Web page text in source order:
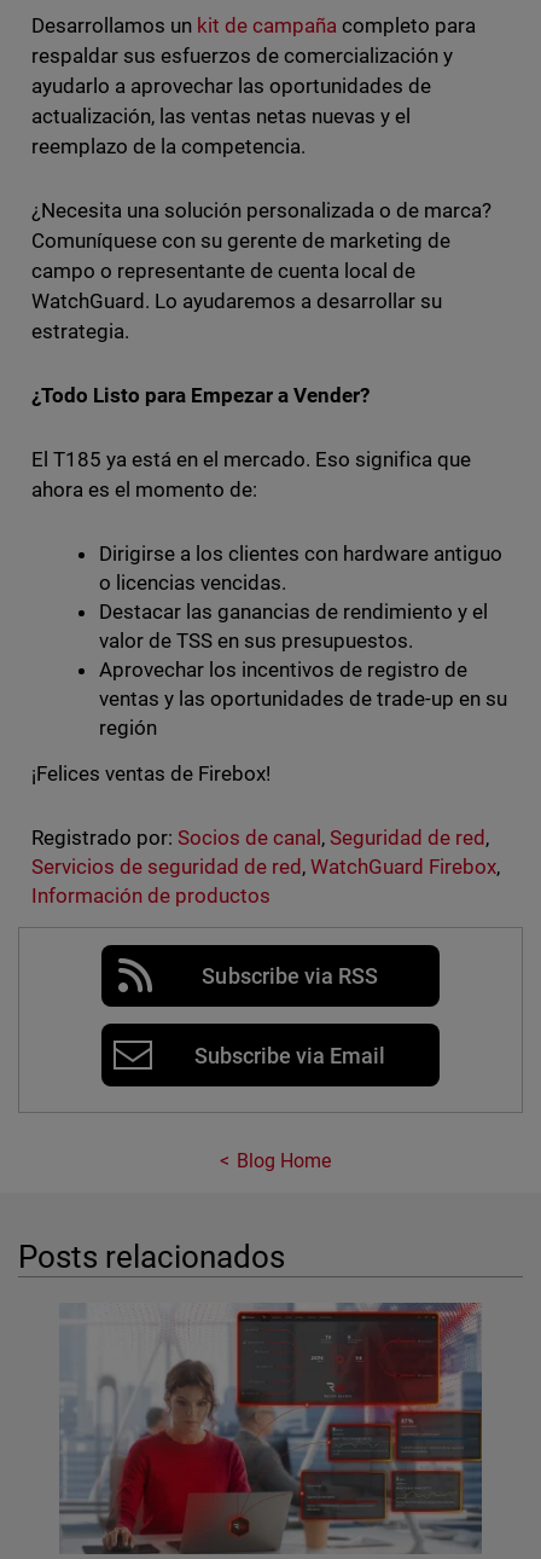
Desarrollamos un kit de campaña completo para
respaldar sus esfuerzos de comercialización y
ayudarlo a aprovechar las oportunidades de
actualización, las ventas netas nuevas y el
reemplazo de la competencia.
¿Necesita una solución personalizada o de marca?
Comuníquese con su gerente de marketing de
campo o representante de cuenta local de
WatchGuard. Lo ayudaremos a desarrollar su
estrategia.
¿Todo Listo para Empezar a Vender?
El T185 ya está en el mercado. Eso significa que
ahora es el momento de:
Dirigirse a los clientes con hardware antiguo
o licencias vencidas.
Destacar las ganancias de rendimiento y el
valor de TSS en sus presupuestos.
Aprovechar los incentivos de registro de
ventas y las oportunidades de trade-up en su
región
¡Felices ventas de Firebox!
Registrado por: Socios de canal,Seguridad de red,
Servicios de seguridad de red,WatchGuard Firebox,
Información de productos
Subscribe via RSS
Subscribe via Email
Blog Home
Posts relacionados